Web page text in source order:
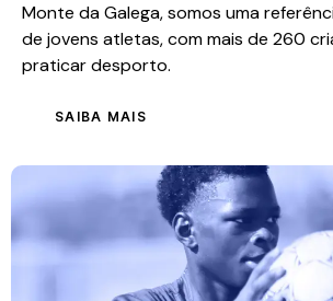
Monte da Galega, somos uma
de jovens atletas, com mais de 260
praticar desporto.
SAIBA MAIS